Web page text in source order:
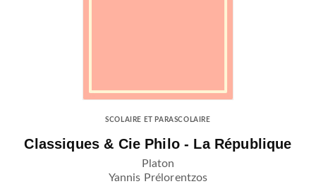
SCOLAIRE ET PARASCOLAIRE
Classiques & Cie Philo - La République
Platon
Yannis Prélorentzos